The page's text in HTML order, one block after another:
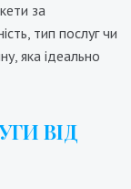
за
тип послуг чи
яка ідеально
ВІД